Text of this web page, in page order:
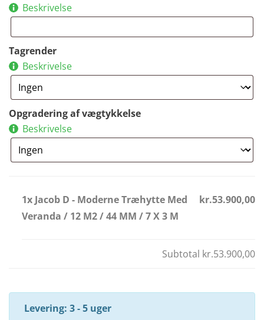
Beskrivelse
Tagrender
Beskrivelse
Opgradering af vægtykkelse
Beskrivelse
1x Jacob D - Moderne Træhytte Med
Veranda / 12 M2 / 44 MM / 7 X 3 M
kr.53.900,00
Subtotal kr.53.900,00
Levering: 3 - 5 uger